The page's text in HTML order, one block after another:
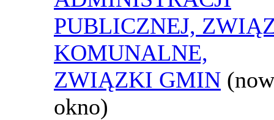
PUBLICZNEJ,
KOMUNALNE,
ZWIĄZKI GMIN
okno)